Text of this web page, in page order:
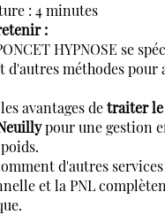
: 4 minutes
:
HYPNOSE se
d'autres méthodes pour
avantages detraiter le
pour une gestion
d'autres
et la PNL